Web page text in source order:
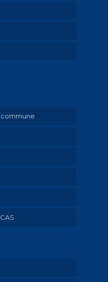
commune